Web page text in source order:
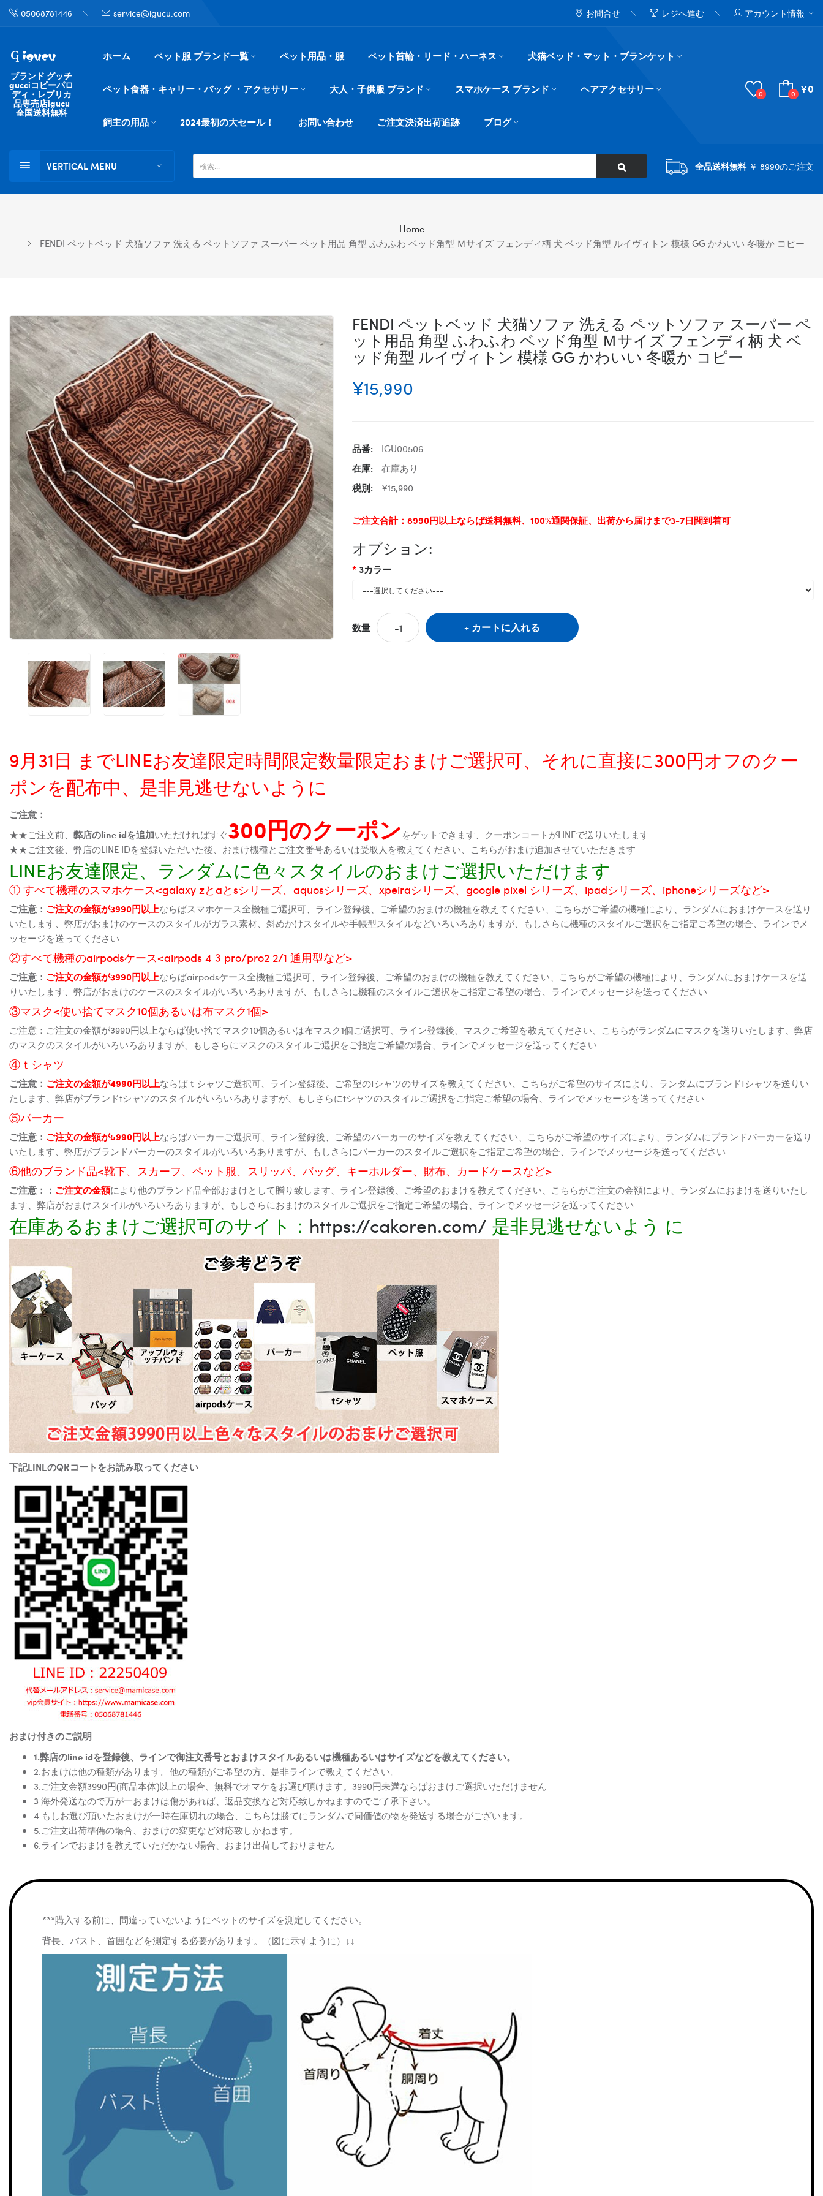
05068781446 service@igucu.com お問合せ レジへ進む アカウント情報
ブランド グッチ
gucciコピーパロ
ディ・レプリカ
品専売店igucu
全国送料無料
ホーム ペット服 ブランド一覧 ペット用品・服 ペット首輪・リード・ハーネス 犬猫ベッド・マット・ブランケット
ペット食器・キャリー・バッグ ・アクセサリー 大人・子供服 ブランド スマホケース ブランド ヘアアクセサリー
飼主の用品 2024最初の大セール！ お問い合わせ ご注文決済出荷追跡 ブログ
0 0 ¥0
VERTICAL MENU 全品送料無料￥ 8990のご注文
Home
FENDI ペットベッド 犬猫ソファ 洗える ペットソファ スーパー ペット用品 角型 ふわふわ ベッド角型 Ｍサイズ フェンディ柄 犬 ベッド角型 ルイヴィトン 模様 GG かわいい 冬暖か コピー
FENDI ペットベッド 犬猫ソファ 洗える ペットソファ スーパー ペ
ット用品 角型 ふわふわ ベッド角型 Ｍサイズ フェンディ柄 犬 ベ
ッド角型 ルイヴィトン 模様 GG かわいい 冬暖か コピー
¥15,990
品番:
IGU00506
在庫:
在庫あり
税別:
¥15,990
ご注文合計：8990円以上ならば送料無料、100%通関保証、出荷から届けまで3-7日間到着可
オプション:
3カラー
数量 カートに入れる
9月31日 までLINEお友達限定時間限定数量限定おまけご選択可、それに直接に300円オフのクー
ポンを配布中、是非見逃せないように
ご注意：
★★ご注文前、 弊店のline idを追加いただければすぐ300円のクーポンをゲットできます、クーポンコートがLINEで送りいたします
★★ご注文後、弊店のLINE IDを登録いただいた後、おまけ機種とご注文番号あるいは受取人を教えてください、こちらがおまけ追加させていただきます
LINEお友達限定、ランダムに色々スタイルのおまけご選択いただけます
① すべて機種のスマホケース<galaxy zとaとsシリーズ、aquosシリーズ、xpeiraシリーズ、google pixel シリーズ、ipadシリーズ、iphoneシリーズなど>
ご注意： ご注文の金額が3990円以上ならばスマホケース全機種ご選択可、ライン登録後、ご希望のおまけの機種を教えてください、こちらがご希望の機種により、ランダムにおまけケースを送り
いたします、弊店がおまけのケースのスタイルがガラス素材、斜めかけスタイルや手帳型スタイルなどいろいろありますが、もしさらに機種のスタイルご選択をご指定ご希望の場合、ラインでメ
ッセージを送ってください
②すべて機種のairpodsケース<airpods 4 3 pro/pro2 2/1 通用型など>
ご注意： ご注文の金額が3990円以上ならばairpodsケース全機種ご選択可、ライン登録後、ご希望のおまけの機種を教えてください、こちらがご希望の機種により、ランダムにおまけケースを送
りいたします、弊店がおまけのケースのスタイルがいろいろありますが、もしさらに機種のスタイルご選択をご指定ご希望の場合、ラインでメッセージを送ってください
③マスク<使い捨てマスク10個あるいは布マスク1個>
ご注意：ご注文の金額が3990円以上ならば使い捨てマスク10個あるいは布マスク1個ご選択可、ライン登録後、マスクご希望を教えてください、こちらがランダムにマスクを送りいたします、弊店
のマスクのスタイルがいろいろありますが、もしさらにマスクのスタイルご選択をご指定ご希望の場合、ラインでメッセージを送ってください
④ｔシャツ
ご注意： ご注文の金額が4990円以上ならばｔシャツご選択可、ライン登録後、ご希望のtシャツのサイズを教えてください、こちらがご希望のサイズにより、ランダムにブランドtシャツを送りい
たします、弊店がブランドtシャツのスタイルがいろいろありますが、もしさらにtシャツのスタイルご選択をご指定ご希望の場合、ラインでメッセージを送ってください
⑤パーカー
ご注意： ご注文の金額が5990円以上ならばパーカーご選択可、ライン登録後、ご希望のパーカーのサイズを教えてください、こちらがご希望のサイズにより、ランダムにブランドパーカーを送り
いたします、弊店がブランドパーカーのスタイルがいろいろありますが、もしさらにパーカーのスタイルご選択をご指定ご希望の場合、ラインでメッセージを送ってください
⑥他のブランド品<靴下、スカーフ、ペット服、スリッパ、バッグ、キーホルダー、財布、カードケースなど>
ご注意：： ご注文の金額により他のブランド品全部おまけとして贈り致します、ライン登録後、ご希望のおまけを教えてください、こちらがご注文の金額により、ランダムにおまけを送りいたし
ます、弊店がおまけスタイルがいろいろありますが、もしさらにおまけのスタイルご選択をご指定ご希望の場合、ラインでメッセージを送ってください
在庫あるおまけご選択可のサイト： https://cakoren.com/ 是非見逃せないよう に
下記LINEのQRコートをお読み取ってください
おまけ付きのご説明
1.弊店のline idを登録後、ラインで御注文番号とおまけスタイルあるいは機種あるいはサイズなどを教えてください。
2.おまけは他の種類があります。他の種類がご希望の方、是非ラインで教えてください。
3.ご注文金額3990円(商品本体)以上の場合、無料でオマケをお選び頂けます。3990円未満ならばおまけご選択いただけません
3.海外発送なので万が一おまけは傷があれば、返品交換など対応致しかねますのでご了承下さい。
4.もしお選び頂いたおまけが一時在庫切れの場合、こちらは勝てにランダムで同価値の物を発送する場合がございます。
5.ご注文出荷準備の場合、おまけの変更など対応致しかねます。
6.ラインでおまけを教えていただかない場合、おまけ出荷しておりません
***購入する前に、間違っていないようにペットのサイズを測定してください。
背長、バスト、首囲などを測定する必要があります。（図に示すように）↓↓